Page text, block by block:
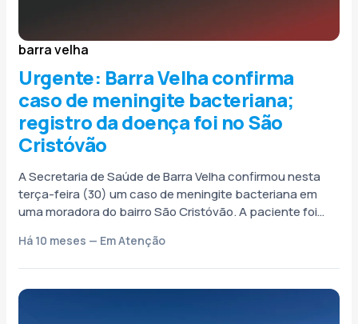
barra velha
Urgente: Barra Velha confirma
caso de meningite bacteriana;
registro da doença foi no São
Cristóvão
A Secretaria de Saúde de Barra Velha confirmou nesta
terça-feira (30) um caso de meningite bacteriana em
uma moradora do bairro São Cristóvão. A paciente foi
Há 10 meses — Em Atenção